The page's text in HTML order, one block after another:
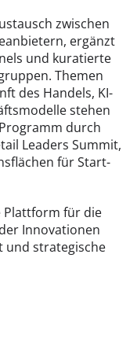
zwischen
ergänzt
und kuratierte
Themen
des Handels, KI-
stehen
durch
Leaders Summit,
für Start-
Plattform für die
Innovationen
und strategische